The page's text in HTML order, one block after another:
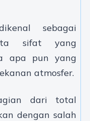
sebagai
sifat yang
apa pun yang
atmosfer.
dari total
dengan salah